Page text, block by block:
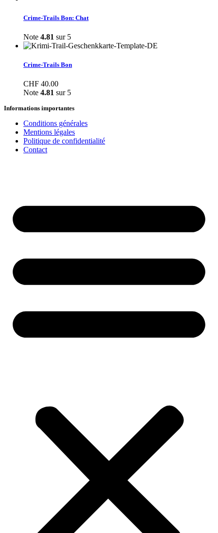
Crime-Trails Bon: Chat
Note 4.81 sur 5
Crime-Trails Bon
CHF 40.00
Note 4.81 sur 5
Informations importantes
Conditions générales
Mentions légales
Politique de confidentialité
Contact